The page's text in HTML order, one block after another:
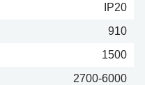
IP20
910
1500
2700-6000